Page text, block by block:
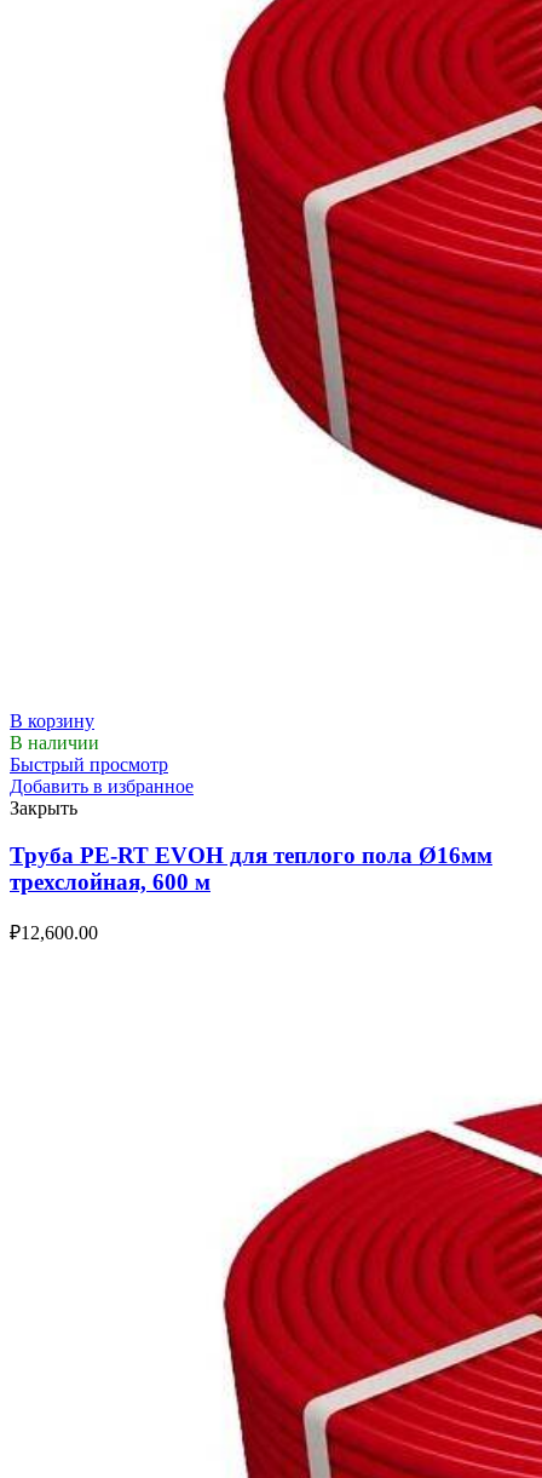
В корзину
В наличии
Быстрый просмотр
Добавить в избранное
Закрыть
Труба PE-RT EVOH для теплого пола Ø16мм
трехслойная, 600 м
₽12,600.00